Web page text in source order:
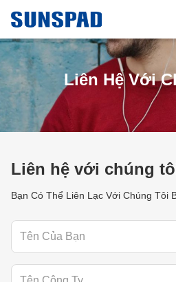
Liên Hệ Với
Liên hệ với chúng
Bạn Có Thể Liên Lạc Với Chúng Tôi